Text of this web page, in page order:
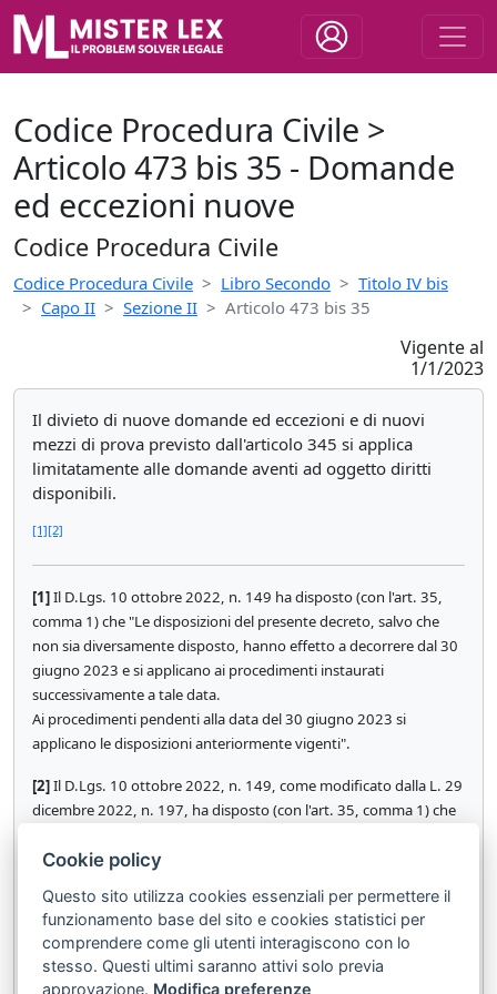
Codice Procedura Civile >
Articolo 473 bis 35 - Domande
ed eccezioni nuove
Codice Procedura Civile
Codice Procedura Civile Libro Secondo
Titolo IV bis
Capo II
Sezione II Articolo 473 bis 35
Vigente al
1/1/2023
Il divieto di nuove domande ed eccezioni e di nuovi
mezzi di prova previsto dall'articolo 345 si applica
limitatamente alle domande aventi ad oggetto diritti
disponibili.
[1][2]
[1]Il D.Lgs. 10 ottobre 2022, n. 149 ha disposto (con l'art. 35,
comma 1) che "Le disposizioni del presente decreto, salvo che
non sia diversamente disposto, hanno effetto a decorrere dal 30
giugno 2023 e si applicano ai procedimenti instaurati
successivamente a tale data.
Ai procedimenti pendenti alla data del 30 giugno 2023 si
applicano le disposizioni anteriormente vigenti".
[2]Il D.Lgs. 10 ottobre 2022, n. 149, come modificato dalla L. 29
dicembre 2022, n. 197, ha disposto (con l'art. 35, comma 1) che
diversamente disposto, hanno effetto a decorrere dal 28
successivamente a tale data. Ai procedimenti pendenti alla data
del 28 febbraio 2023 si applicano le disposizioni anteriormente
vigenti".
Cookie policy
Questo sito utilizza cookies essenziali per permettere il
funzionamento base del sito e cookies statistici per
comprendere come gli utenti interagiscono con lo
stesso. Questi ultimi saranno attivi solo previa
approvazione. Modifica preferenze